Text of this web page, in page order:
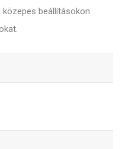
beállításokon